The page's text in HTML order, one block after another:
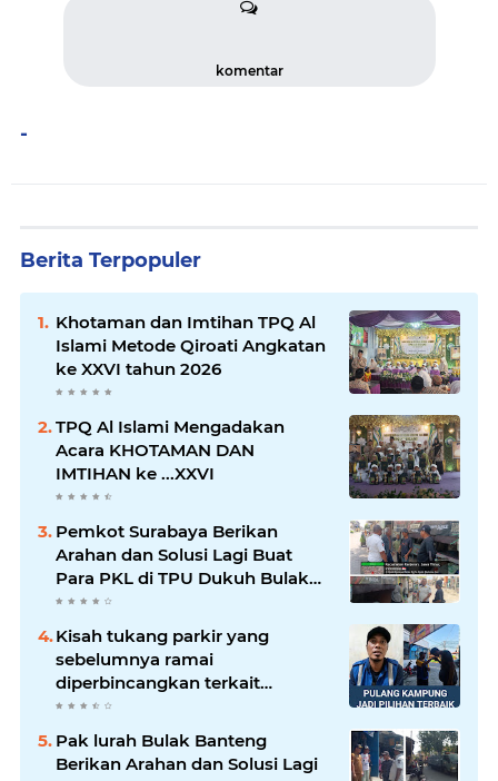
komentar
-
Berita Terpopuler
Khotaman dan Imtihan TPQ Al
Islami Metode Qiroati Angkatan
ke XXVI tahun 2026
TPQ Al Islami Mengadakan
Acara KHOTAMAN DAN
IMTIHAN ke ...XXVI
Pemkot Surabaya Berikan
Arahan dan Solusi Lagi Buat
Para PKL di TPU Dukuh Bulak
Banteng Surabaya
Kisah tukang parkir yang
sebelumnya ramai
diperbincangkan terkait
persoalan parkir gratis di
sebuah minimarket di Bekasi
kini memasuki babak baru.
Pak lurah Bulak Banteng
Berikan Arahan dan Solusi Lagi